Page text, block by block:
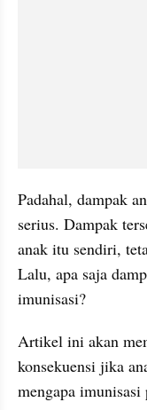
Padahal, dampak
serius. Dampak
anak itu sendiri,
Lalu, apa saja
imunisasi?
Artikel ini akan
konsekuensi jika
mengapa imunisasi